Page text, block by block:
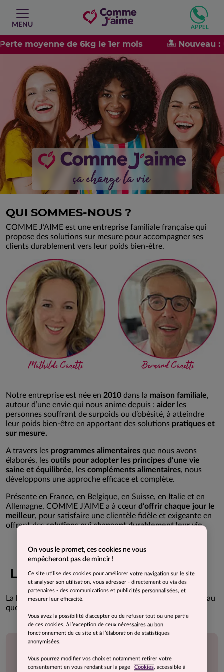
MENU
moyenne de 6kg le 1er mois 🏝️ Nouveau :
ça change la vie
QUI SOMMES-NOUS ?
COMME J’AIME est une entreprise familiale française qui
propose des solutions sur mesure pour accompagner ses
clients durablement vers leur poids bien-être.
Mathilde Canetti Bernard Canetti
Notre entreprise est née en 2010 dans la maison familiale,
autour d’une envie qui nous anime depuis : aider les
personnes souffrant de surpoids ou d’obésité, à atteindre
leur poids bien-être en apportant des solutions pratiques et
sur mesure.
A travers les programmes alimentaires que nous avons
élaborés, les outils pour adopter les principes d’une vie
saine et équilibrée, les compléments alimentaires, nous
développons une approche efficace et complète.
Présente en France, en Belgique, en Suisse, en Italie et en
Allemagne, COMME J'AIME a à cœur d’offrir chaque jour le
meilleur, pour satisfaire une clientèle fidèle et exigeante en
offrant dessolutions qui changent durablement leur vie.
L’HUMAIN AU CENTRE
La bienveillance est une de nos valeurs-clé. Elle s’exprime au
quotidien tant à l’égard de nos clients que de nos équipes.
On vous le promet, ces cookies ne vous
empêcheront pas de mincir !
Ce site utilise des cookies pour améliorer votre navigation sur le site
et analyser son utilisation, vous adresser - directement ou via des
partenaires - des communications et publicités personnalisées, et
mesurer leur efficacité.
Vous avez la possibilité d’accepter ou de refuser tout ou une partie
de ces cookies, à l’exception de ceux nécessaires au bon
fonctionnement de ce site et à l’élaboration de statistiques
anonymisées.
Vous pourrez modifier vos choix et notamment retirer votre
consentement en vous rendant sur la page
Cookies, accessible à